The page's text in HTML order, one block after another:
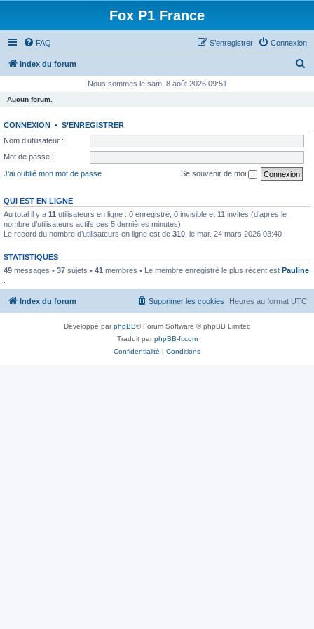
Fox P1 France
FAQ Connexion
S’enregistrer
Index du forum
e
Nous sommes le sam. 8 août 2026 09:51
Aucun forum.
CONNEXION • S’ENREGISTRER
Nom d’utilisateur :
Mot de passe :
J’ai oublié mon mot de passe
Se souvenir de moi
QUI EST EN LIGNE
Au total il y a 11 utilisateurs en ligne : 0 enregistré, 0 invisible et 11 invités (d’après le
nombre d’utilisateurs actifs ces 5 dernières minutes)
Le record du nombre d’utilisateurs en ligne est de 310 , le mar. 24 mars 2026 03:40
STATISTIQUES
49 messages • 37 sujets • 41 membres • Le membre enregistré le plus récent est Pauline
Index du forum Heures au format UTC
Supprimer les cookies
Développé parphpBB® Forum Software © phpBB Limited
Traduit parphpBB-fr.com
Confidentialité | Conditions